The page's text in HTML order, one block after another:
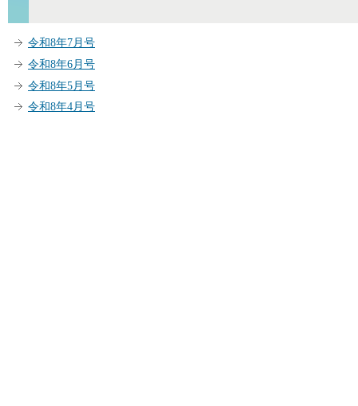
令和8年7月号
令和8年6月号
令和8年5月号
令和8年4月号